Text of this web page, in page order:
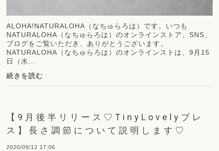
ALOHA!NATURALOHA（なちゅらろは）です。いつも
NATURALOHA（なちゅらろは）のオンラインストア、SNS、
ブログをご覧いただき、ありがとうございます。
NATURALOHA（なちゅらろは）のオンラインストは、9月15
日（水...
続きを読む
【9月後半リリース♡TinyLovelyブレ
ス】長さ調節について説明します♡
2020/09/12 17:06